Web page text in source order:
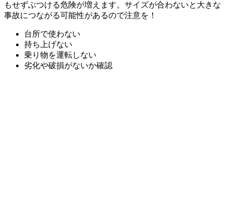
もせずぶつける危険が増えます。サイズが合わないと大きな
事故につながる可能性があるので注意を！
台所で使わない
持ち上げない
乗り物を運転しない
劣化や破損がないか確認